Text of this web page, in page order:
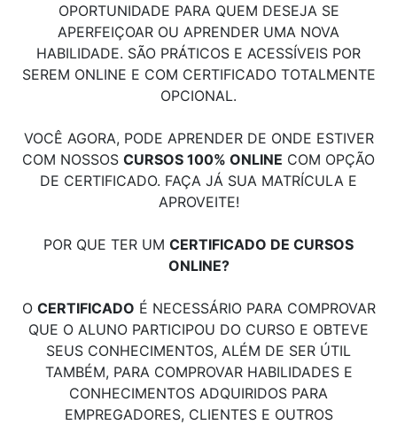
OPORTUNIDADE PARA QUEM DESEJA SE
APERFEIÇOAR OU APRENDER UMA NOVA
HABILIDADE. SÃO PRÁTICOS E ACESSÍVEIS POR
SEREM ONLINE E COM CERTIFICADO TOTALMENTE
OPCIONAL.
VOCÊ AGORA, PODE APRENDER DE ONDE ESTIVER
COM NOSSOS CURSOS 100% ONLINE COM OPÇÃO
DE CERTIFICADO. FAÇA JÁ SUA MATRÍCULA E
APROVEITE!
POR QUE TER UM CERTIFICADO DE CURSOS
ONLINE?
O CERTIFICADO É NECESSÁRIO PARA COMPROVAR
QUE O ALUNO PARTICIPOU DO CURSO E OBTEVE
SEUS CONHECIMENTOS, ALÉM DE SER ÚTIL
TAMBÉM, PARA COMPROVAR HABILIDADES E
CONHECIMENTOS ADQUIRIDOS PARA
EMPREGADORES, CLIENTES E OUTROS